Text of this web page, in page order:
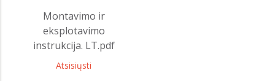
Montavimo ir
eksplotavimo
instrukcija. LT.pdf
Atsisiųsti